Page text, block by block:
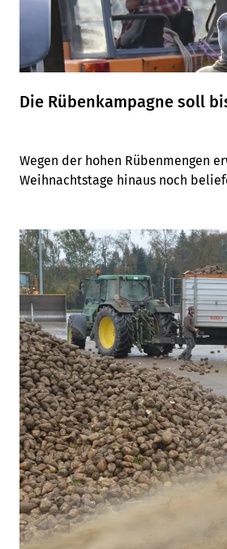
Die Rübenkampagne soll
Wegen der hohen Rübenmengen
Weihnachtstage hinaus noch